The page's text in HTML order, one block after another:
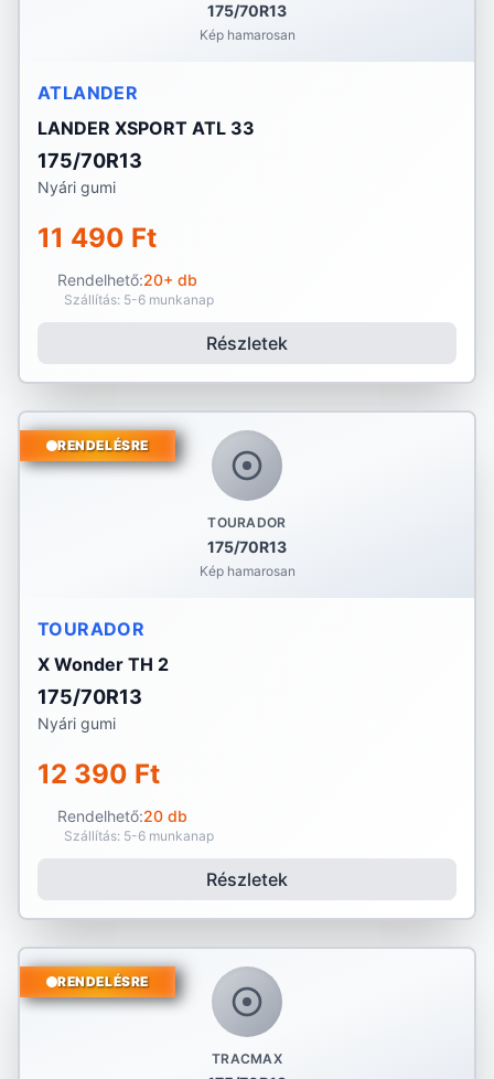
175/70R13
Kép hamarosan
ATLANDER
LANDER XSPORT ATL 33
175/70R13
Nyári gumi
11 490 Ft
Rendelhető:20+ db
Szállítás: 5-6 munkanap
Részletek
TOURADOR
175/70R13
Kép hamarosan
RENDELÉSRE
TOURADOR
X Wonder TH 2
175/70R13
Nyári gumi
12 390 Ft
Rendelhető:20 db
Szállítás: 5-6 munkanap
Részletek
TRACMAX
RENDELÉSRE